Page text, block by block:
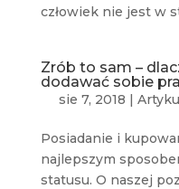
człowiek nie jest w
Zrób to sam –
dodawać sobie
sie 7, 2018 |
Posiadanie i
najlepszym
statusu. O naszej